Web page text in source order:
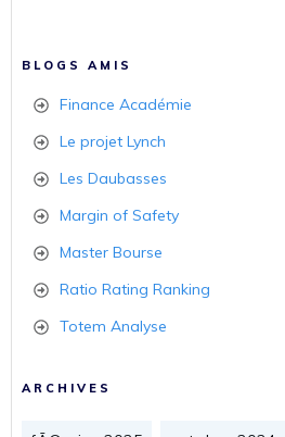
BLOGS AMIS
Finance Académie
Le projet Lynch
Les Daubasses
Margin of Safety
Master Bourse
Ratio Rating Ranking
Totem Analyse
ARCHIVES